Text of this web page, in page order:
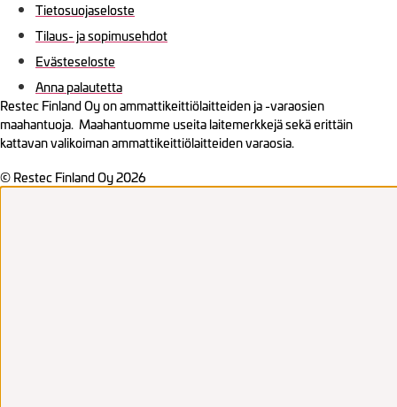
Tietosuojaseloste
Tilaus- ja sopimusehdot
Evästeseloste
Anna palautetta
Restec Finland Oy on ammattikeittiölaitteiden ja -varaosien
maahantuoja. Maahantuomme useita laitemerkkejä sekä erittäin
kattavan valikoiman ammattikeittiölaitteiden varaosia.
© Restec Finland Oy 2026